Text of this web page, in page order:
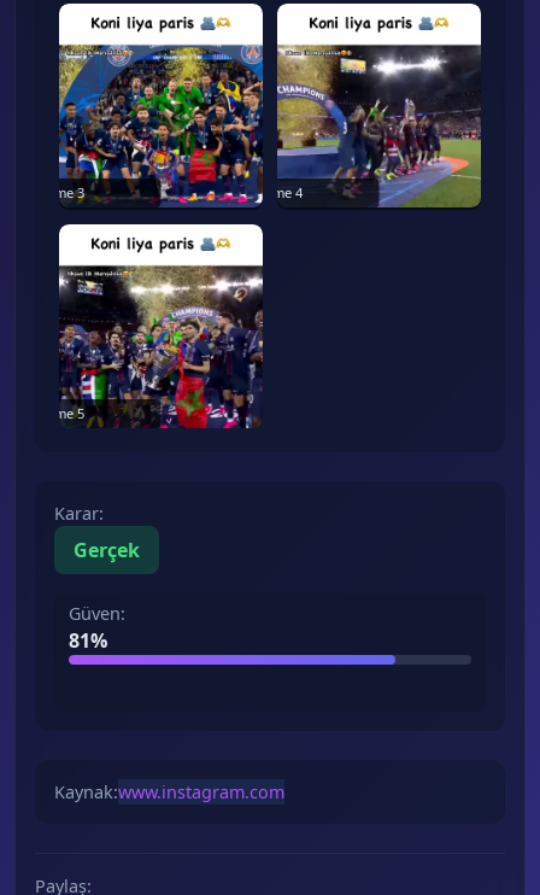
Frame3 Frame 4
Frame5
Karar:
Gerçek
Güven:
81%
Kaynak:www.instagram.com
Paylaş: